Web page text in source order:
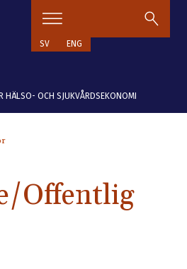
HÄLSO- OCH SJUKVÅRDSEKONOMI
SV ENG
Offentlig